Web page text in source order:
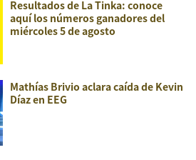
Resultados de La Tinka: conoce
aquí los números ganadores del
miércoles 5 de agosto
Mathías Brivio aclara caída de Kevin
Díaz en EEG